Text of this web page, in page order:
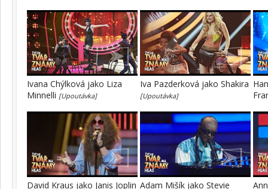
Ivana Chýlková jako Liza
Minnelli [Upoutávka]
Iva Pazderková jako Shakira
[Upoutávka]
David Kraus jako Janis Joplin Adam Mišík jako Stevie